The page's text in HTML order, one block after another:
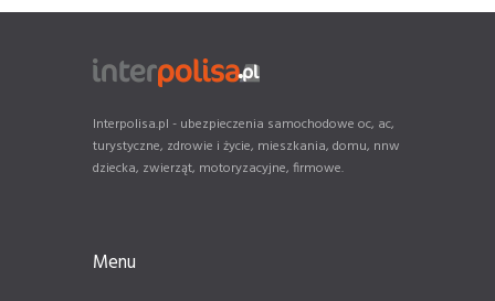
Interpolisa.pl - ubezpieczenia samochodowe oc, ac,
turystyczne, zdrowie i życie, mieszkania, domu, nnw
dziecka, zwierząt, motoryzacyjne, firmowe.
Menu